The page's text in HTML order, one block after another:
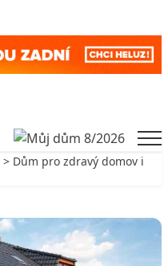
> Dům pro zdravý domov i